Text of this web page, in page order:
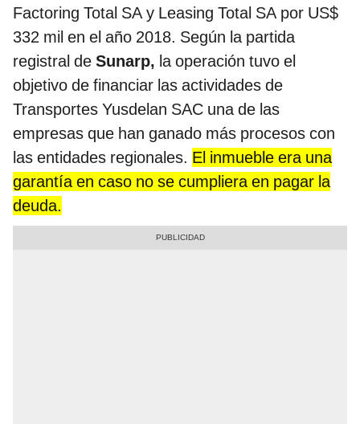
Factoring Total SA y Leasing Total SA por US$
332 mil en el año 2018. Según la partida
registral de Sunarp, la operación tuvo el
objetivo de financiar las actividades de
Transportes Yusdelan SAC una de las
empresas que han ganado más procesos con
las entidades regionales. El inmueble era una
garantía en caso no se cumpliera en pagar la
deuda.